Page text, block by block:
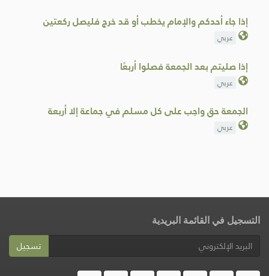
إذا جاء أحدكم والإمام يخطب أو قد خرج فليصل ركعتين
عربي
إذا صليتم بعد الجمعة فصلوا أربعًا
عربي
الجمعة حق واجب على كل مسلم في جماعة إلا أربعة
عربي
التسجيل في القائمة البريدية
تسجيل